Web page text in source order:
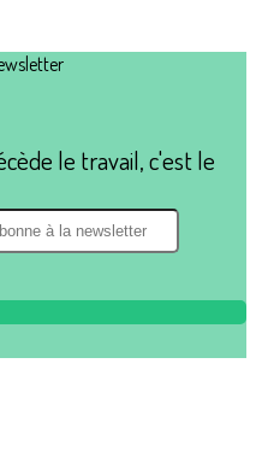
le travail, c'est le